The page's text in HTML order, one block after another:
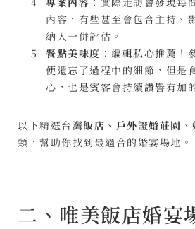
內容，有些甚至會包含主持、
納入一併評估。
餐點美味度 ：編輯私心推薦！
便遺忘了過程中的細節，但是
心，也是賓客會持續讚譽有加
以下精選台灣飯店 、 戶外證婚莊園 、
類，幫助你找到最適合的婚宴場地。
二、唯美飯店婚宴